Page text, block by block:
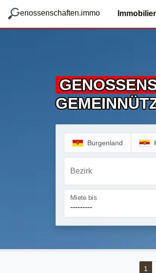
g
enossenschaften.immo
Burgenland
Bezirk
Miete bis
1